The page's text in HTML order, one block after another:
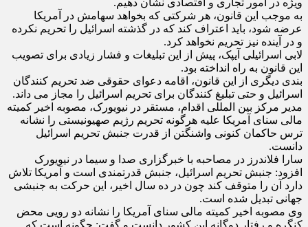
به موجب این قانون، هر شرکتی که بخواهد سهامش در آمریکا
عرضه شود، باید اعتراف کند که در گذشته اسرائیل را تحریم نکرده
و در آینده نیز تحریم نخواهد کرد.
لابی اسرائیلی آیپک، پیش از این تبلیغات و فشار زیادی برای تصویب
این قانون به راه انداخته بود.
بندی دیگری از این قانون، اقامه دعوای حقوقی ضد تحریم کنندگان
اسرائیل و حتی تبلیغ کنندگان برای تحریم اسرائیل را مجاز می داند.
مدیر مرکز بین المللی اقدام، مستقر در نیویورک، مصوبه اخیر کمیته
مالی سنای آمریکا علیه هرگونه تحریم رژیم صهیونیستی را نشانه
ترس حاکمان کنونی واشنگتن از قدرت جنبش تحریم اسرائیل
دانست.
سارا فلاندرز در مصاحبه با خبرگزاری صدا و سیما در نیویورک
افزود: جنبش تحریم اسرائیل، جنبش قدرتمندی است و آمریکا تلاش
دارد آن را متوقف کند چون در ده سال اخیر، این حرکت به جنبشی
جهانی تبدیل شده است.
وی مصوبه اخیر کمیته مالی سنای آمریکا را نشانه دو رویی محض
کنگره و رفتار دوگانه این کشور دانست و گفت: چگونه است که